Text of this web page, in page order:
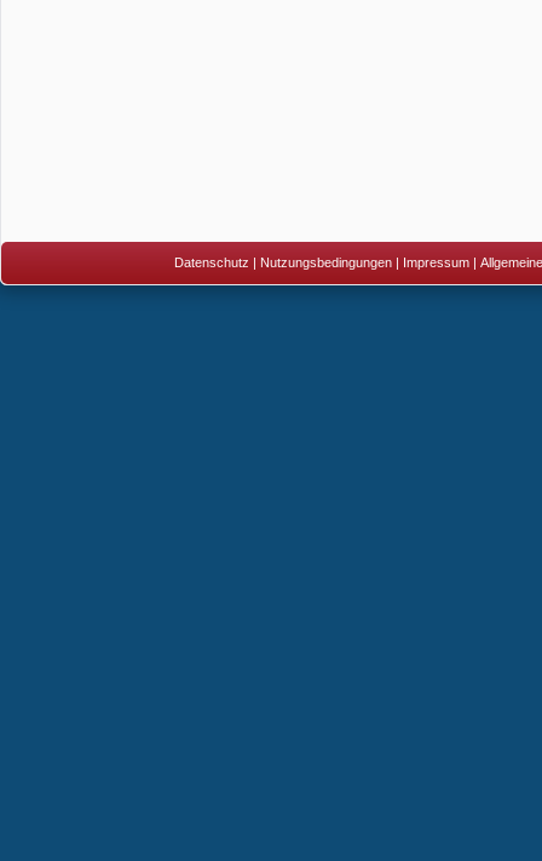
Datenschutz | Nutzungsbedingungen| Impressum|